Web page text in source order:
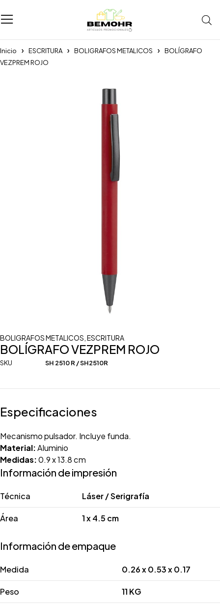
Inicio ESCRITURA BOLIGRAFOS METALICOS
BOLÍGRAFO
VEZPREM ROJO
BOLIGRAFOS METALICOS ESCRITURA
BOLÍGRAFO VEZPREM ROJO
SKU SH 2510 R / SH2510R
Especificaciones
Mecanismo pulsador. Incluye funda.
Material:Aluminio
Medidas:0.9 x 13.8 cm
Información de impresión
Técnica Láser / Serigrafía
Área 1 x 4.5 cm
Información de empaque
Medida 0.26 x 0.53 x 0.17
Peso 11 KG